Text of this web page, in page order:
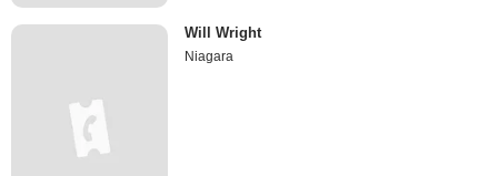
Will Wright
Niagara